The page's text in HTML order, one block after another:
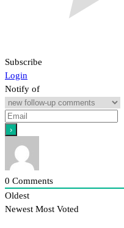
Subscribe
Login
Notify of
0 Comments
Oldest
Newest Most Voted